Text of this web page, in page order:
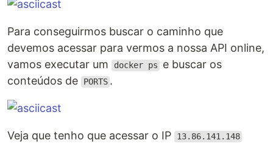
Para conseguirmos buscar o caminho que
devemos acessar para vermos a nossa API online,
vamos executar um
docker ps
e buscar os
conteúdos de
PORTS .
Veja que tenho que acessar o IP 13.86.141.148